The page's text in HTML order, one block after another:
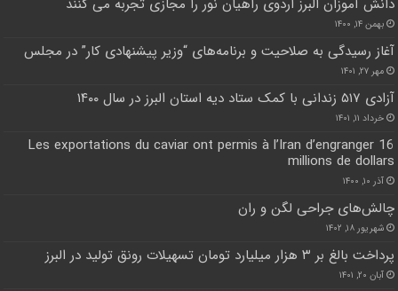
دانش آموزان البرز اردوی راهیان نور را مجازی تجربه می کنند
بهمن ۱۴, ۱۴۰۰
آغاز رسیدگی به صلاحیت و برنامه‌های “وزیر پیشنهادی کار” در مجلس
مهر ۲۷, ۱۴۰۱
آزادی ۵۱۷ زندانی با کمک ستاد دیه استان البرز در سال ۱۴۰۰
خرداد ۱۱, ۱۴۰۱
Les exportations du caviar ont permis à l’Iran d’engranger 16
millions de dollars
آذر ۱۰, ۱۴۰۰
چالش‌های جراحی لگن و ران
شهریور ۱۸, ۱۴۰۲
پرداخت بالغ بر ۳ هزار میلیارد تومان تسهیلات رونق تولید در البرز
آبان ۲۰, ۱۴۰۱